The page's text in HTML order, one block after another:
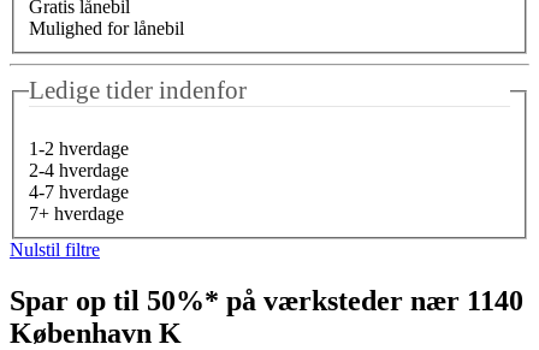
Gratis lånebil
Mulighed for lånebil
Ledige tider indenfor
1-2 hverdage
2-4 hverdage
4-7 hverdage
7+ hverdage
Nulstil filtre
Spar op til 50%* på værksteder nær 1140
København K